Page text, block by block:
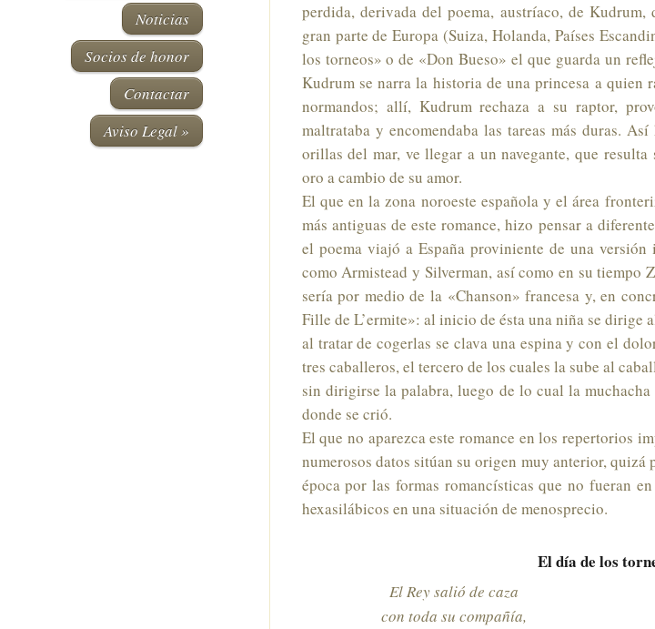
Noticias
Socios de honor
Contactar
Aviso Legal»
perdida, derivada del poema, austríaco, de
gran parte de Europa (Suiza, Holanda, Países
los torneos» o de «Don Bueso» el que guarda un
Kudrum se narra la historia de una princesa a
normandos; allí, Kudrum rechaza a su raptor,
maltrataba y encomendaba las tareas más duras.
orillas del mar, ve llegar a un navegante, que
oro a cambio de su amor.
El que en la zona noroeste española y el área
más antiguas de este romance, hizo pensar a
el poema viajó a España proviniente de una versión
como Armistead y Silverman, así como en su tiempo
sería por medio de la «Chanson» francesa y, en
Fille de L’ermite»: al inicio de ésta una niña se dirige
al tratar de cogerlas se clava una espina y con el
tres caballeros, el tercero de los cuales la sube al
sin dirigirse la palabra, luego de lo cual la
donde se crió.
El que no aparezca este romance en los repertorios
numerosos datos sitúan su origen muy anterior,
época por las formas romancísticas que no fueran
hexasilábicos en una situación de menosprecio.
El día de los
El Rey salió de caza
con toda su compañía,